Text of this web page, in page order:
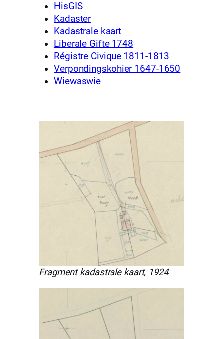
HisGIS
Kadaster
Kadastrale kaart
Liberale Gifte 1748
Régistre Civique 1811-1813
Verpondingskohier 1647-1650
Wiewaswie
Fragment kadastrale kaart, 1924